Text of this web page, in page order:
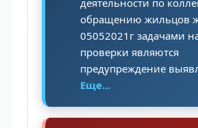
деятельности по
обращению жильцов
05052021г задачами
проверки являются
предупреждение
Еще...